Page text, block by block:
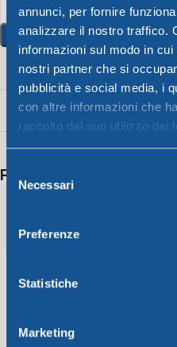
annunci, per fornire
analizzare il nostro traffico.
informazioni sul modo in
nostri partner che si
pubblicità e social media, i
con altre informazioni che
raccolto dal suo utilizzo dei
Selezione
delNecessari
Preferenze
Statistiche
Marketing
Aggiungi
Peso
1000 g
Color
Cotto
Potrebbero interessarti